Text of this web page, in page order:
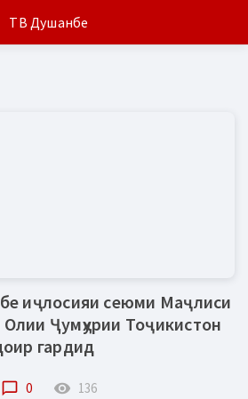
иҷлосияи сеюми Маҷлиси
Ҷумҳурии Тоҷикистон
гардид
chat_bubble_outline 0 remove_red_eye 136
ТВ Душанбе